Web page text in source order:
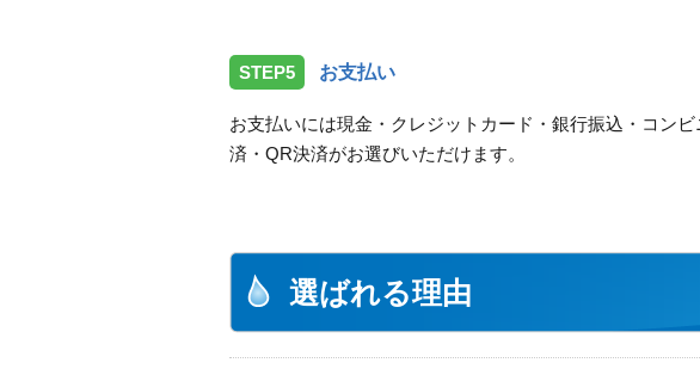
STEP5 お支払い
お支払いには現金・クレジットカード・銀行振込・コンビ
済・QR決済がお選びいただけます。
選ばれる理由